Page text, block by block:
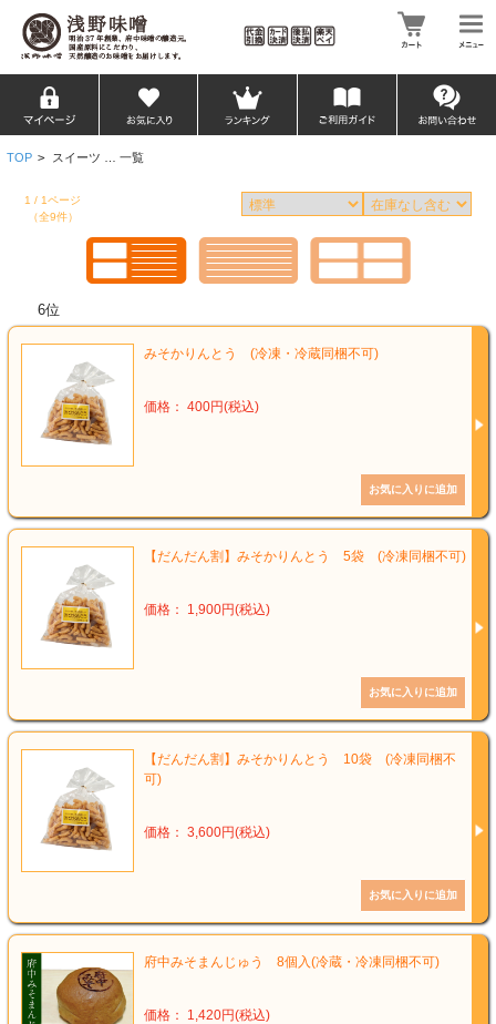
TOP > スイーツ … 一覧
1 / 1ページ
（全9件）
6位
みそかりんとう (冷凍・冷蔵同梱不可)
価格： 400円(税込)
【だんだん割】みそかりんとう 5袋 (冷凍同梱不可)
価格： 1,900円(税込)
【だんだん割】みそかりんとう 10袋 (冷凍同梱不
可)
価格： 3,600円(税込)
府中みそまんじゅう 8個入(冷蔵・冷凍同梱不可)
価格： 1,420円(税込)